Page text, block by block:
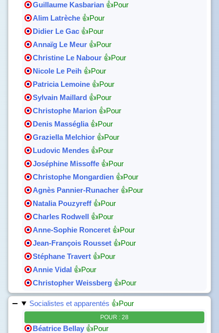
Guillaume Kasbarian 👍Pour
Alim Latrèche 👍Pour
Didier Le Gac 👍Pour
Annaïg Le Meur 👍Pour
Christine Le Nabour 👍Pour
Nicole Le Peih 👍Pour
Patricia Lemoine 👍Pour
Sylvain Maillard 👍Pour
Christophe Marion 👍Pour
Denis Masséglia 👍Pour
Graziella Melchior 👍Pour
Ludovic Mendes 👍Pour
Joséphine Missoffe 👍Pour
Christophe Mongardien 👍Pour
Agnès Pannier-Runacher 👍Pour
Natalia Pouzyreff 👍Pour
Charles Rodwell 👍Pour
Anne-Sophie Ronceret 👍Pour
Jean-François Rousset 👍Pour
Stéphane Travert 👍Pour
Annie Vidal 👍Pour
Christopher Weissberg 👍Pour
Socialistes et apparentés 👍Pour
POUR : 28
Béatrice Bellay 👍Pour